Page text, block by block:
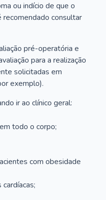
ou indício de que o
consultar
pré-operatória e
para a realização
solicitadas em
exemplo).
ir ao clínico geral:
todo o corpo;
com obesidade